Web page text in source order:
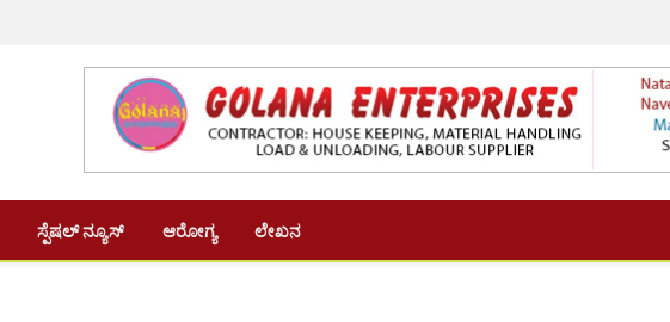
ಸ್ಪೆಷಲ್ ನ್ಯೂಸ್ ಆರೋಗ್ಯ ಲೇಖನ